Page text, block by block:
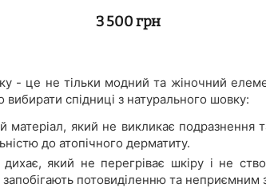
- це не тільки модний та жіночний
спідниці з натурального шовку:
який не викликає подразнення
до атопічного дерматиту.
який не перегріває шкіру і не
потовиділенню та неприємним
‍3 500‍грн